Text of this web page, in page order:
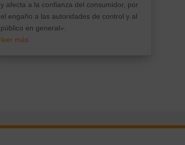
y afecta a la confianza del consumidor, por
el engaño a las autoridades de control y al
público en general».
leer más